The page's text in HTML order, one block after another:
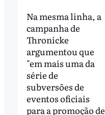
Na mesma linha, a
campanha de
Thronicke
argumentou que
"em mais uma da
série de
subversões de
eventos oficiais
para a promoção de